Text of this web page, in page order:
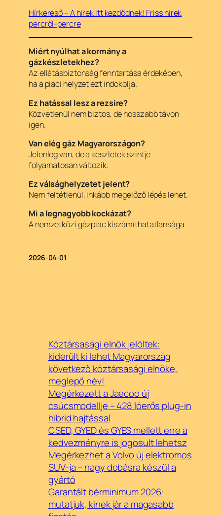
Hírkereső – A hírek itt kezdődnek! Friss hírek
percről-percre
Miért nyúlhat a kormány a
gázkészletekhez?
Az ellátásbiztonság fenntartása érdekében,
ha a piaci helyzet ezt indokolja.
Ez hatással lesz a rezsire?
Közvetlenül nem biztos, de hosszabb távon
igen.
Van elég gáz Magyarországon?
Jelenleg van, de a készletek szintje
folyamatosan változik.
Ez válsághelyzetet jelent?
Nem feltétlenül, inkább megelőző lépés lehet.
Mi a legnagyobb kockázat?
A nemzetközi gázpiac kiszámíthatatlansága.
2026-04-01
Köztársasági elnök jelöltek:
kiderült ki lehet Magyarország
következő köztársasági elnöke,
meglepő név!
Megérkezett a Jaecoo új
csúcsmodellje – 428 lóerős plug-in
hibrid hajtással
CSED, GYED és GYES mellett erre a
kedvezményre is jogosult lehetsz
Megérkezhet a Volvo új elektromos
SUV-ja – nagy dobásra készül a
gyártó
Garantált bérminimum 2026:
mutatjuk, kinek jár a magasabb